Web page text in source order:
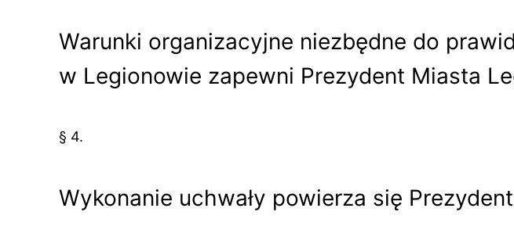
Warunki organizacyjne niezbędne do
w Legionowie zapewni Prezydent Miasta
§ 4.
Wykonanie uchwały powierza się